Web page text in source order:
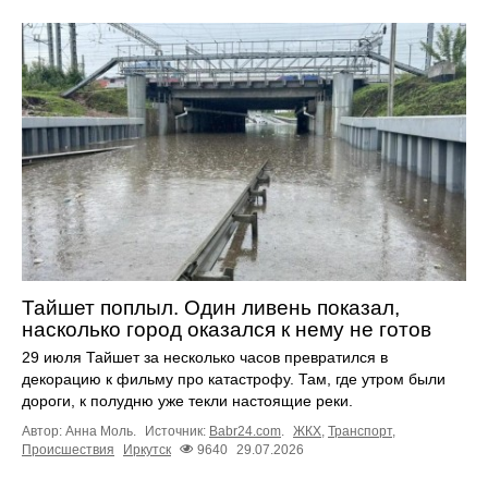
Тайшет поплыл. Один ливень показал,
насколько город оказался к нему не готов
29 июля Тайшет за несколько часов превратился в
декорацию к фильму про катастрофу. Там, где утром были
дороги, к полудню уже текли настоящие реки.
Автор: Анна Моль. Источник: Babr24.com ЖКХ Транспорт,
Происшествия
Иркутск 9640 29.07.2026